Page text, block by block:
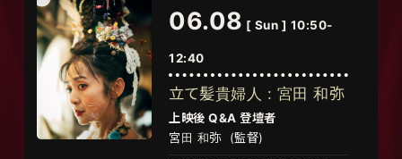
06.08 [ Sun ] 10:50-
12:40
立て髪貴婦人 : 宮田 和弥
上映後 Q&A登壇者
宮田 和弥 (監督)